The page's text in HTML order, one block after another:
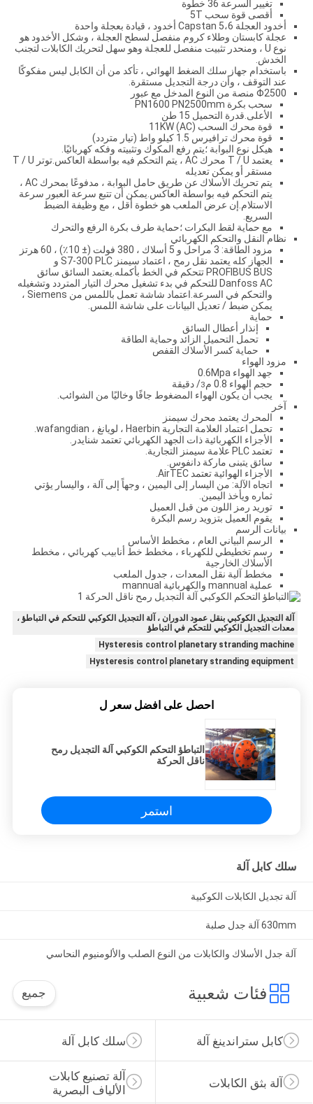
تغيير السرعة 36 خطوة
أقصى قوة سحب 5T
أخدود العجلة Capstan 5،6 أخدود ، قيادة بعجلة واحدة
عجلة كابستان وطلاء كروم منفصل لسطح العجلة ، وشكل الأخدود هو
نوع U ، ومنحدر تثبيت منفصل للعجلة وهو سهل لتحريك الكابلات لتجنب
الخدش.
باستخدام جهاز سلك الضغط الهوائي ، تأكد من أن الكابل ليس مفكوكًا
عند التوقف ، وأن درجة التجديل مستقرة.
Φ2500 منصة من النوع المدخل مع عبور
سحب بكرة PN1600 PN2500mm
الأعلى.قدرة التحميل 15 طن
قوة محرك السحب 11KW (AC)
قوة محرك ترافيرس 1.5 كيلو واط (تيار متردد)
هيكل نوع البوابة ؛يتم رفع المكوك وتثبيته وفكه كهربائيًا.
يعتمد T / U محرك AC ، يتم التحكم فيه بواسطة العاكس.توتر T / U
مستقر أو يمكن تعديله
يتم تحريك الأسلاك عن طريق حامل البوابة ، مدفوعًا بمحرك AC ،
يتم التحكم فيه بواسطة العاكس.يمكن أن تتبع سرعة العبور سرعة
الاستلام.إن عرض الملعب هو خطوة أقل ، مع وظيفة الضبط
السريع.
مع حماية لقط البكرات ؛حماية طرف بكرة الرفع والتحرك
نظام النقل والتحكم الكهربائي
مزود الطاقة: 3 مراحل و 5 أسلاك ، 380 فولت (± 10٪) ، 60 هرتز
الجهاز كله يعتمد نقل رمح ، اعتماد سيمنز S7-300 PLC و
PROFIBUS BUS تتحكم في الخط بأكمله.يعتمد السائق سائق
Danfoss AC للتحكم في بدء تشغيل محرك التيار المتردد وتشغيله
والتحكم في السرعة.اعتماد شاشة تعمل باللمس من Siemens ،
يمكن ضبط / تعديل البيانات على شاشة اللمس.
حماية
إنذار أعطال السائق
تحمل التحميل الزائد وحماية الطاقة
حماية كسر الأسلاك القفص
مزود الهواء
جهد الهواء 0.6Mpa
حجم الهواء 0.8 م
3/ دقيقة
يجب أن يكون الهواء المضغوط جافًا وخاليًا من الشوائب.
آخر
المحرك يعتمد محرك سيمنز
تحمل اعتماد العلامة التجارية Haerbin ، لويانغ ، wafangdian.
الأجزاء الكهربائية ذات الجهد الكهربائي تعتمد شنايدر.
تعتمد PLC علامة سيمنز التجارية.
سائق يتبنى ماركة دانفوس.
الأجزاء الهوائية تعتمد AirTEC.
اتجاه الآلة: من اليسار إلى اليمين ، وجهاً إلى آلة ، واليسار يؤتي
ثماره ويأخذ اليمين.
توريد رمز اللون من قبل العميل
يقوم العميل بتزويد رسم البكرة
بيانات الرسم
الرسم البياني العام ، مخطط الأساس
رسم تخطيطي للكهرباء ، مخطط خط أنابيب كهربائي ، مخطط
الأسلاك الخارجية
مخطط آلية نقل المعدات ، جدول الملعب
عملية mannual والكهربائية mannual
آلة التجديل الكوكبي بنقل عمود الدوران ، آلة التجديل الكوكبي للتحكم في التباطؤ ،
معدات التجديل الكوكبي للتحكم في التباطؤ
Hysteresis control planetary stranding machine
Hysteresis control planetary stranding equipment
احصل على افضل سعر ل
التباطؤ التحكم الكوكبي آلة التجديل رمح
ناقل الحركة
استمر
سلك كابل آلة
آلة تجديل الكابلات الكوكبية
630mm آلة جدل صلبة
آلة جدل الأسلاك والكابلات من النوع الصلب والألومنيوم النحاسي
فئات شعبية جميع
سلك كابل آلة كابل ستراندينغ آلة
آلة تصنيع كابلات
الألياف البصرية
آلة بثق الكابلات